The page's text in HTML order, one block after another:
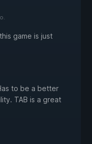
game is just
to be a better
TAB is a great